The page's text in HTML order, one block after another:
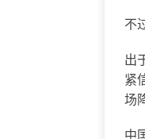
不
出
紧
场
中